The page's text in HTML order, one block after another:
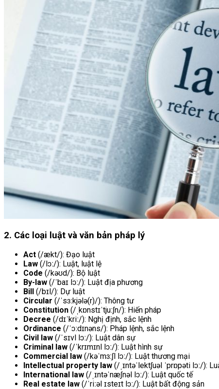
2. Các loại luật và văn bản pháp lý
Act (/ækt/): Đạo luật
Law (/lɔː/): Luật, luật lệ
Code (/kəʊd/): Bộ luật
By-law (/ˈbaɪ lɔː/): Luật địa phương
Bill (/bɪl/): Dự luật
Circular (/ˈsɜːkjələ(r)/): Thông tư
Constitution (/ˌkɒnstɪˈtjuːʃn/): Hiến pháp
Decree (/dɪˈkriː/): Nghị định, sắc lệnh
Ordinance (/ˈɔːdɪnəns/): Pháp lệnh, sắc lệnh
Civil law (/ˈsɪvl lɔː/): Luật dân sự
Criminal law (/ˈkrɪmɪnl lɔː/): Luật hình sự
Commercial law (/kəˈmɜːʃl lɔː/): Luật thương mại
Intellectual property law (/ˌɪntəˈlektʃuəl ˈprɒpəti lɔː/):
International law (/ˌɪntəˈnæʃnəl lɔː/): Luật quốc tế
Real estate law (/ˈriːəl ɪsteɪt lɔː/): Luật bất động sản